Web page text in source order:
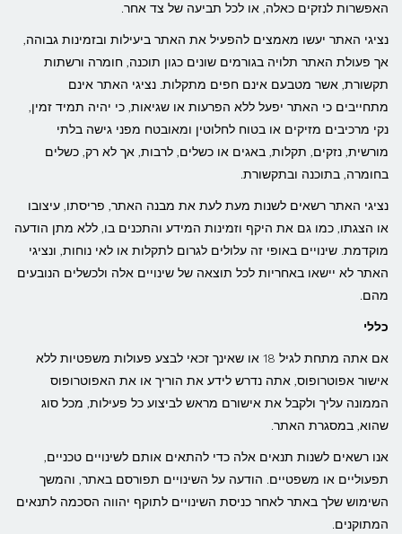
האפשרות לנזקים כאלה, או לכל תביעה של צד אחר.
נציגי האתר יעשו מאמצים להפעיל את האתר ביעילות ובזמינות גבוהה,
אך פעולת האתר תלויה בגורמים שונים כגון תוכנה, חומרה ורשתות
תקשורת, אשר מטבעם אינם חפים מתקלות. נציגי האתר אינם
מתחייבים כי האתר יפעל ללא הפרעות או שגיאות, כי יהיה תמיד זמין,
נקי מרכיבים מזיקים או בטוח לחלוטין ומאובטח מפני גישה בלתי
מורשית, נזקים, תקלות, באגים או כשלים, לרבות, אך לא רק, כשלים
בחומרה, בתוכנה ובתקשורת.
נציגי האתר רשאים לשנות מעת לעת את מבנה האתר, פריסתו, עיצובו
או הצגתו, כמו גם את היקף וזמינות המידע והתכנים בו, ללא מתן הודעה
מוקדמת. שינויים באופי זה עלולים לגרום לתקלות או לאי נוחות, ונציגי
האתר לא יישאו באחריות לכל תוצאה של שינויים אלה ולכשלים הנובעים
מהם.
כללי
אם אתה מתחת לגיל 18 או שאינך זכאי לבצע פעולות משפטיות ללא
אישור אפוטרופוס, אתה נדרש לידע את הוריך או את האפוטרופוס
הממונה עליך ולקבל את אישורם מראש לביצוע כל פעילות, מכל סוג
שהוא, במסגרת האתר.
אנו רשאים לשנות תנאים אלה כדי להתאים אותם לשינויים טכניים,
תפעוליים או משפטיים. הודעה על השינויים תפורסם באתר, והמשך
השימוש שלך באתר לאחר כניסת השינויים לתוקף יהווה הסכמה לתנאים
המתוקנים.